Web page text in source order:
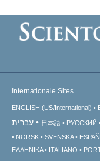
Internationale Sites
ENGLISH (US/International)
עברית 日本語 РУССКИЙ
NORSK
SVENSKA
ΕΛΛΗΝΙΚA
ITALIANO